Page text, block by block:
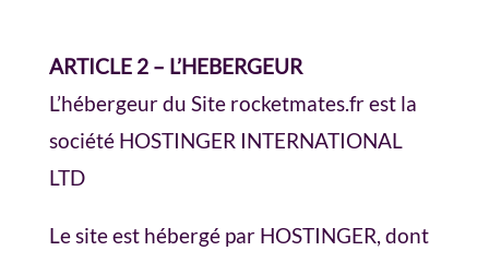
ARTICLE 2 – L’HEBERGEUR
L’hébergeur du Site rocketmates.fr est la
société HOSTINGER INTERNATIONAL
LTD
Le site est hébergé par HOSTINGER, dont